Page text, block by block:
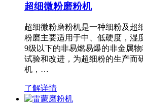
超细微粉磨粉机
超细微粉磨粉机是一种细粉及超
粉磨主要适用于中、低硬度，湿
9级以下的非易燃易爆的非金属
试验和改进，为超细粉的生产而
机，…
了解详情